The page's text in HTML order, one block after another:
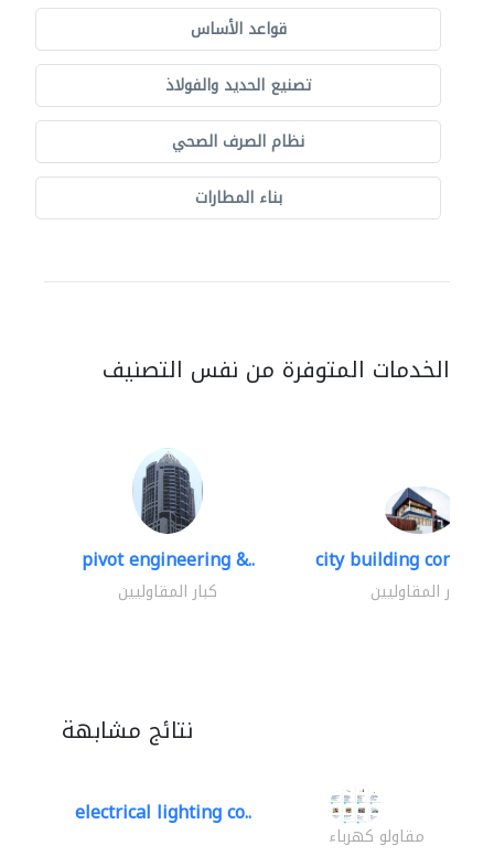
قواعد الأساس
تصنيع الحديد والفولاذ
نظام الصرف الصحي
بناء المطارات
الخدمات المتوفرة من نفس التصنيف
pivot engineering &..
كبار المقاوليين
city building
كبار المقاوليين
نتائج مشابهة
electrical lighting co..
مقاولو كهرباء